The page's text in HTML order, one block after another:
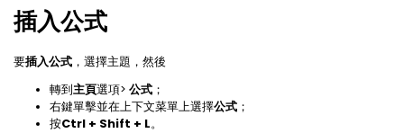
插入公式
要插入公式 ，選擇主題，然後
轉到主頁選項> 公式 ；
右鍵單擊並在上下文菜單上選擇公式 ；
按Ctrl + Shift + L。